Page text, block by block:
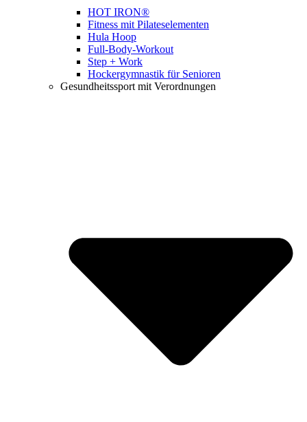
HOT IRON®
Fitness mit Pilateselementen
Hula Hoop
Full-Body-Workout
Step + Work
Hockergymnastik für Senioren
Gesundheitssport mit Verordnungen